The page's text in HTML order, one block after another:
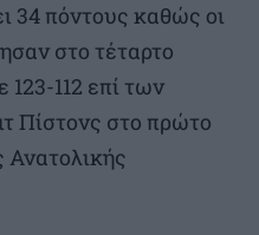
34 πόντους καθώς οι
στο τέταρτο
123-112 επί των
Πίστονς στο πρώτο
Ανατολικής